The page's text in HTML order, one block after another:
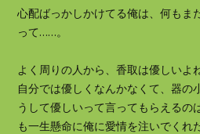
心配ばっかしかけてる俺は、何もま
って……。
よく周りの人から、香取は優しいよ
自分では優しくなんかなくて、器の
うして優しいって言ってもらえるの
も一生懸命に俺に愛情を注いでく